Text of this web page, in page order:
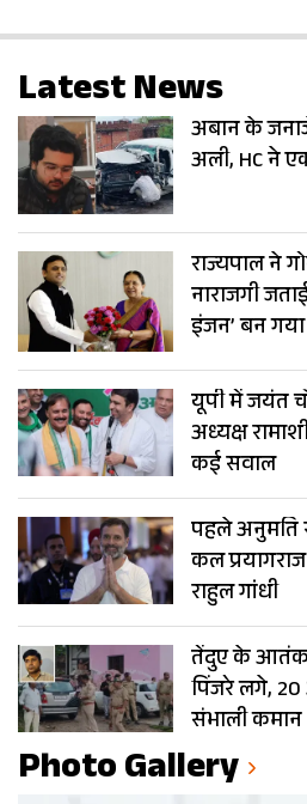
Latest News
अबान के
अली, HC ने
राज्यपाल ने
नाराजगी
इंजन’ बन गया
यूपी में जयंत
अध्यक्ष
कई सवाल
पहले अनुमति
कल
राहुल गांधी
तेंदुए के आतंक
पिंजरे लगे,
संभाली कमान
Photo Gallery